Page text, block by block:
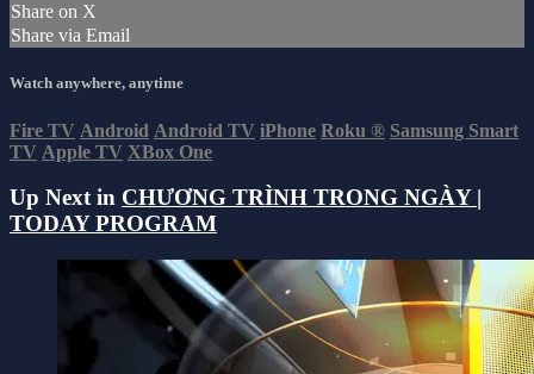
Share on X
Share via Email
Watch anywhere, anytime
Fire TV Android Android TV iPhone Roku ® Samsung Smart
TV Apple TV XBox One
Up Next in CHƯƠNG TRÌNH TRONG NGÀY |
TODAY PROGRAM